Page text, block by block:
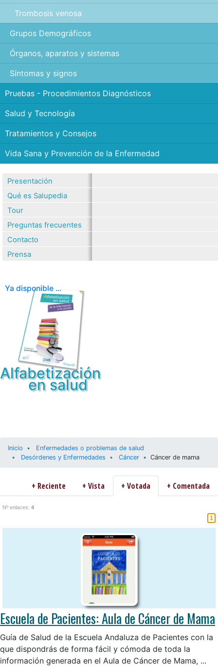
Trombosis venosa
Grupos Demográficos
Órganos, aparatos y sistemas
Síntomas y signos
Pruebas - Procedimientos Diagnósticos
Salud y Tecnología
Tratamientos y Consejos
Vida Sana y Prevención de la Enfermedad
Presentación
Qué es Salupedia
Tour
Preguntas frecuentes
Contacto
Prensa
Ya disponible ...
Alfabetización
en salud
Inicio
Enfermedades o problemas de salud
Desórdenes y Enfermedades
Cáncer Cáncer de mama
+ Reciente + Vista + Votada + Comentada
Nº enlaces: 4
1
Escuela de Pacientes: Aula de Cáncer de Mama
Guía de Salud de la Escuela Andaluza de Pacientes con la
que dispondrás de forma fácil y cómoda de toda la
información generada en el Aula de Cáncer de Mama, ...